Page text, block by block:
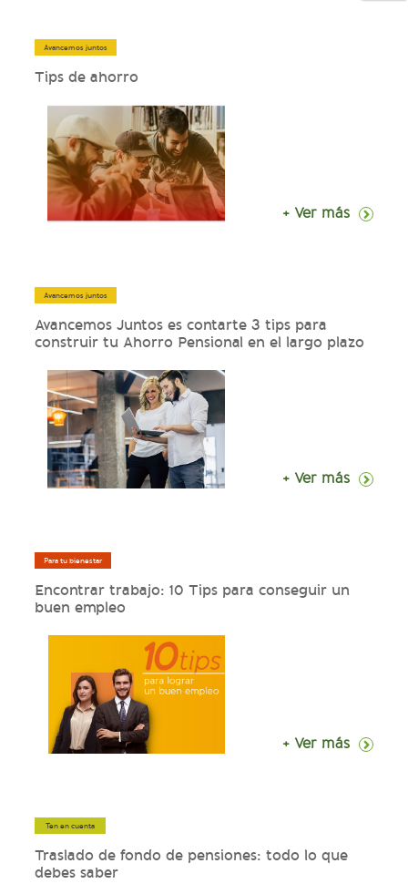
Avancemos juntos
Tips de ahorro
+ Ver más
Avancemos juntos
Avancemos Juntos es contarte 3 tips para
construir tu Ahorro Pensional en el largo plazo
+ Ver más
Para tu bienestar
Encontrar trabajo: 10 Tips para conseguir un
buen empleo
+ Ver más
Ten en cuenta
Traslado de fondo de pensiones: todo lo que
debes saber